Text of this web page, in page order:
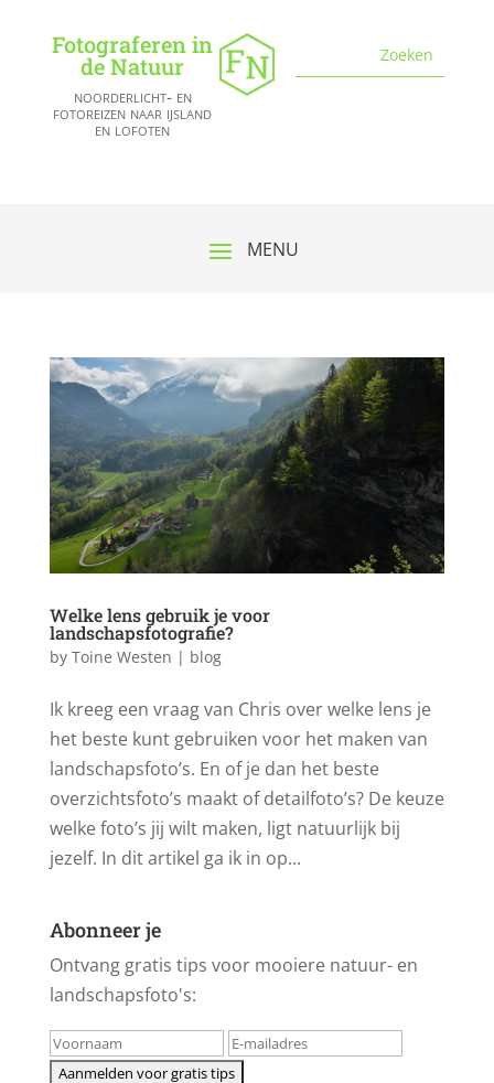
Fotograferen in
de Natuur
noorderlicht- en
fotoreizen naar ijsland
en lofoten
Welke lens gebruik je voor
landschapsfotografie?
by Toine Westen | blog
Ik kreeg een vraag van Chris over welke lens je
het beste kunt gebruiken voor het maken van
landschapsfoto’s. En of je dan het beste
overzichtsfoto’s maakt of detailfoto’s? De keuze
welke foto’s jij wilt maken, ligt natuurlijk bij
jezelf. In dit artikel ga ik in op...
Abonneer je
Ontvang gratis tips voor mooiere natuur- en
landschapsfoto's: